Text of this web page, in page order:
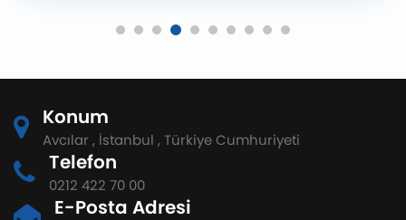
Konum
Avcılar , İstanbul , Türkiye Cumhuriyeti
Telefon
0212 422 70 00
E-Posta Adresi